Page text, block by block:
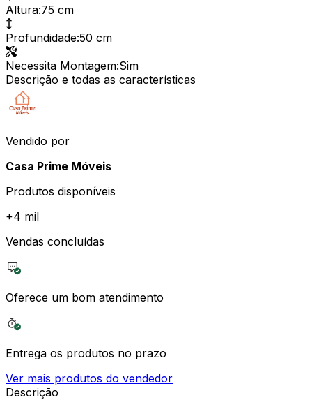
Altura:75 cm
Profundidade:50 cm
Necessita Montagem:Sim
Descrição e todas as características
Vendido por
Casa Prime Móveis
Produtos disponíveis
+4 mil
Vendas concluídas
Oferece um bom atendimento
Entrega os produtos no prazo
Ver mais produtos do vendedor
Descrição